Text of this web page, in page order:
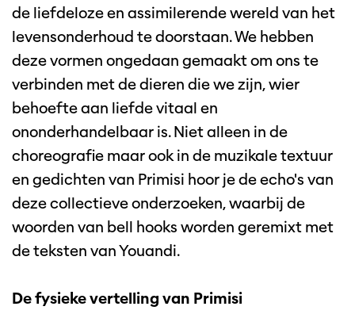
de liefdeloze en assimilerende wereld van het
levensonderhoud te doorstaan. We hebben
deze vormen ongedaan gemaakt om ons te
verbinden met de dieren die we zijn, wier
behoefte aan liefde vitaal en
ononderhandelbaar is. Niet alleen in de
choreografie maar ook in de muzikale textuur
en gedichten van Primisi hoor je de echo's van
deze collectieve onderzoeken, waarbij de
woorden van bell hooks worden geremixt met
de teksten van Youandi.
De fysieke vertelling van Primisi